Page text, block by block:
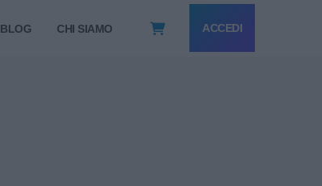
BLOG CHI SIAMO ACCEDI